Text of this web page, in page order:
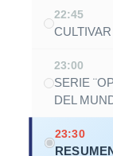
22:45
23:00
SERIE
DEL
23:30